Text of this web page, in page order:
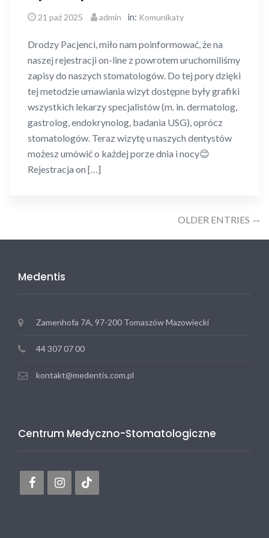
21 paź 2025 admin in: Komunikaty
Drodzy Pacjenci, miło nam poinformować, że na
naszej rejestracji on-line z powrotem uruchomiliśmy
zapisy do naszych stomatologów. Do tej pory dzięki
tej metodzie umawiania wizyt dostępne były grafiki
wszystkich lekarzy specjalistów (m. in. dermatolog,
gastrolog, endokrynolog, badania USG), oprócz
stomatologów. Teraz wizytę u naszych dentystów
możesz umówić o każdej porze dnia i nocy😊
Rejestracja on […]
OLDER ENTRIES
Medentis
Zamenhofa 7A, 97-200 Tomaszów Mazowiecki
44 307 07 00
kontakt@medentis.com.pl
Centrum Medyczno-Stomatologiczne